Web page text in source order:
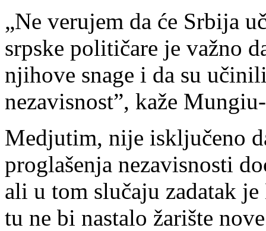
„Ne verujem da će Srbija
srpske političare je važno
njihove snage i da su
nezavisnost”, kaže
Medjutim, nije isključeno
proglašenja nezavisnosti
ali u tom slučaju zadatak
tu ne bi nastalo žarište